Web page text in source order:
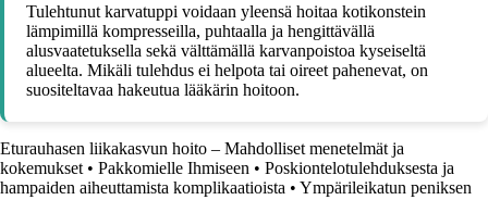
Tulehtunut karvatuppi voidaan yleensä hoitaa kotikonstein
lämpimillä kompresseilla, puhtaalla ja hengittävällä
alusvaatetuksella sekä välttämällä karvanpoistoa kyseiseltä
alueelta. Mikäli tulehdus ei helpota tai oireet pahenevat, on
suositeltavaa hakeutua lääkärin hoitoon.
Eturauhasen liikakasvun hoito – Mahdolliset menetelmät ja
kokemukset • Pakkomielle Ihmiseen • Poskiontelotulehduksesta ja
hampaiden aiheuttamista komplikaatioista • Ympärileikatun peniksen